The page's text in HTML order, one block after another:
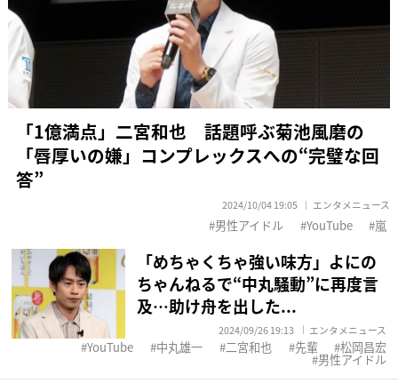
「1億満点」二宮和也 話題呼ぶ菊池風磨の
「唇厚いの嫌」コンプレックスへの“完璧な回
答”
2024/10/04 19:05 エンタメニュース
男性アイドル YouTube 嵐
「めちゃくちゃ強い味方」よにの
ちゃんねるで“中丸騒動”に再度言
及…助け舟を出した...
2024/09/26 19:13 エンタメニュース
YouTube 中丸雄一 二宮和也 先輩 松岡昌宏
男性アイドル